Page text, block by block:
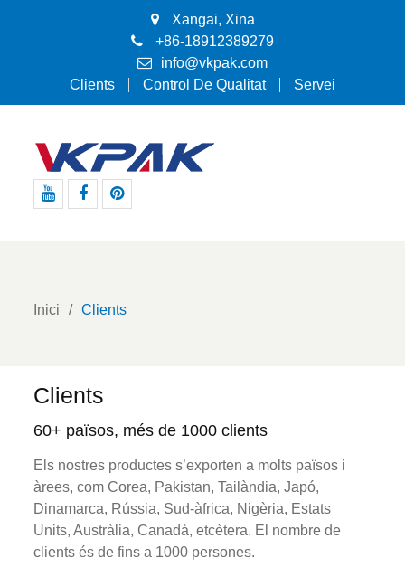
Xangai, Xina
+86-18912389279
info@vkpak.com
Clients
Control De Qualitat Servei
Inici Clients
Clients
60+ països, més de 1000 clients
Els nostres productes s’exporten a molts països i
àrees, com Corea, Pakistan, Tailàndia, Japó,
Dinamarca, Rússia, Sud-àfrica, Nigèria, Estats
Units, Austràlia, Canadà, etcètera. El nombre de
clients és de fins a 1000 persones.